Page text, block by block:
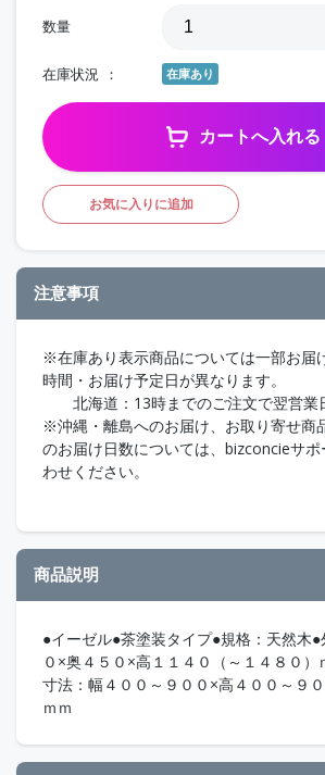
数量
在庫状況 在庫あり
カートへ入れる
お気に入りに追加
注意事項
※在庫あり表示商品については一部お届
時間・お届け予定日が異なります。
北海道：13時までのご注文で翌営業
※沖縄・離島へのお届け、お取り寄せ商
のお届け日数については、bizconcieサ
わせください。
商品説明
●イーゼル●茶塗装タイプ●規格：天然木●
０×奥４５０×高１１４０（～１４８０）
寸法：幅４００～９００×高４００～９
ｍｍ